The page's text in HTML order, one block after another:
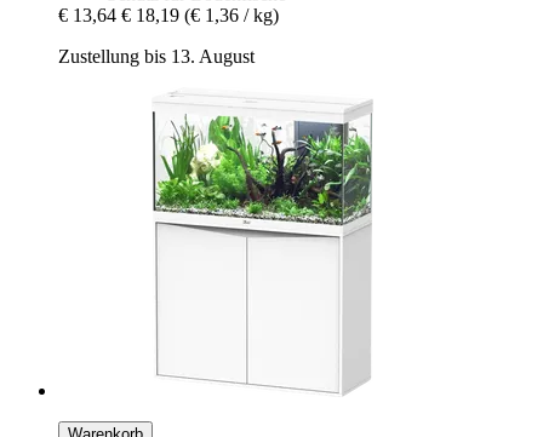
€ 13,64 € 18,19 (€ 1,36 / kg)
Zustellung bis 13. August